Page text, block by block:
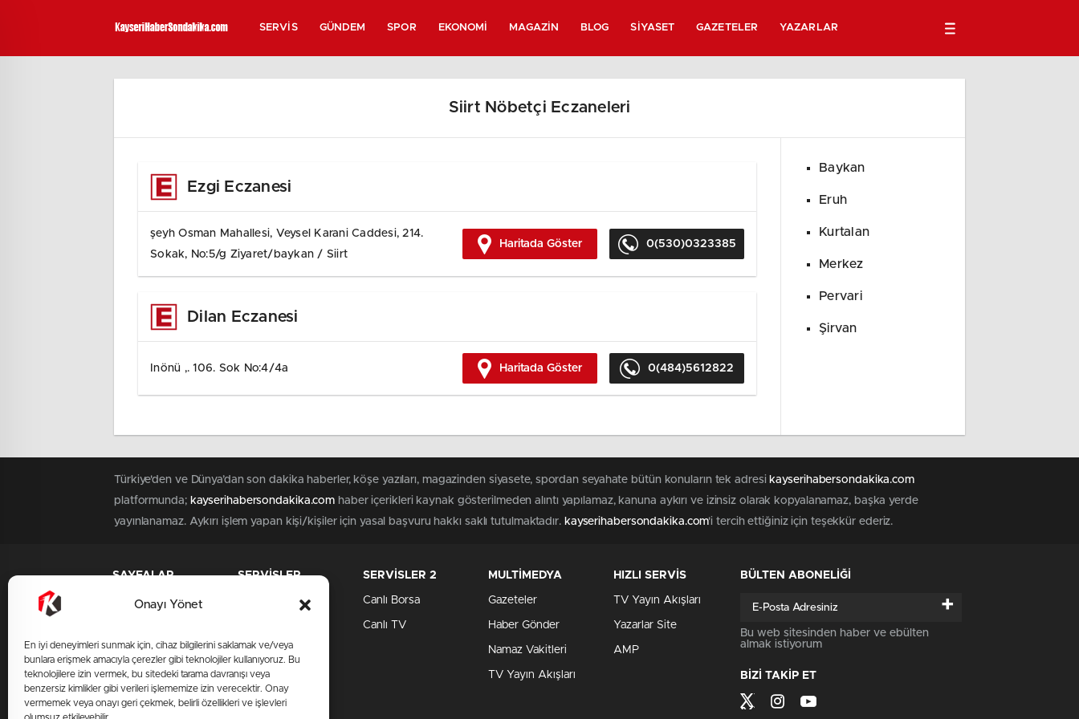
Onayı Yönet
En iyi deneyimleri sunmak için, cihaz bilgilerini saklamak ve/veya
bunlara erişmek amacıyla çerezler gibi teknolojiler kullanıyoruz. Bu
teknolojilere izin vermek, bu sitedeki tarama davranışı veya
benzersiz kimlikler gibi verileri işlememize izin verecektir. Onay
vermemek veya onayı geri çekmek, belirli özellikleri ve işlevleri
SERVIS GÜNDEM SPOR EKONOMI MAGAZIN BLOG SIYASET GAZETELER YAZARLAR
Siirt Nöbetçi Eczaneleri
Ezgi Eczanesi
şeyh Osman Mahallesi, Veysel Karani Caddesi, 214.
Sokak, No:5/g Ziyaret/baykan / Siirt
Haritada Göster 0(530)0323385
Dilan Eczanesi
Inönü ,. 106. Sok No:4/4a Haritada Göster 0(484)5612822
Baykan
Eruh
Kurtalan
Merkez
Pervari
Şirvan
Türkiye'den ve Dünya’dan son dakika haberler, köşe yazıları, magazinden siyasete, spordan seyahate bütün konuların tek adresi kayserihabersondakika.com
platformunda; kayserihabersondakika.com haber içerikleri kaynak gösterilmeden alıntı yapılamaz, kanuna aykırı ve izinsiz olarak kopyalanamaz, başka yerde
yayınlanamaz. Aykırı işlem yapan kişi/kişiler için yasal başvuru hakkı saklı tutulmaktadır. kayserihabersondakika.com'i tercih ettiğiniz için teşekkür ederiz.
SAYFALAR
Üye Girişi
Künye
Hakkımızda
İletişim
SERVİSLER SERVİSLER 2
Canlı Borsa
Canlı TV
MULTİMEDYA
Gazeteler
Haber Gönder
Namaz Vakitleri
TV Yayın Akışları
HIZLI SERVİS
TV Yayın Akışları
Yazarlar Site
AMP
BÜLTEN ABONELİĞİ
+
Bu web sitesinden haber ve ebülten
almak istiyorum
BİZİ TAKİP ET